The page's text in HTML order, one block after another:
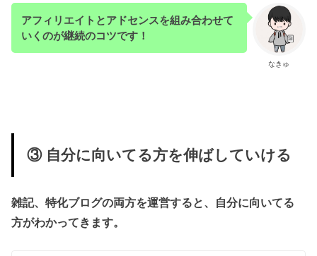
なきゅ
アフィリエイトとアドセンスを組み合わせて
いくのが継続のコツです！
③ 自分に向いてる方を伸ばしていける
雑記、特化ブログの両方を運営すると、自分に向いてる
方がわかってきます。